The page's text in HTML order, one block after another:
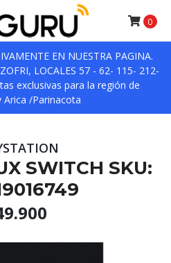
EN NUESTRA PAGINA.
LOCALES 57 - 62- 115- 212-
exclusivas para la región de
Arica /Parinacota
0
SWITCH SKU: